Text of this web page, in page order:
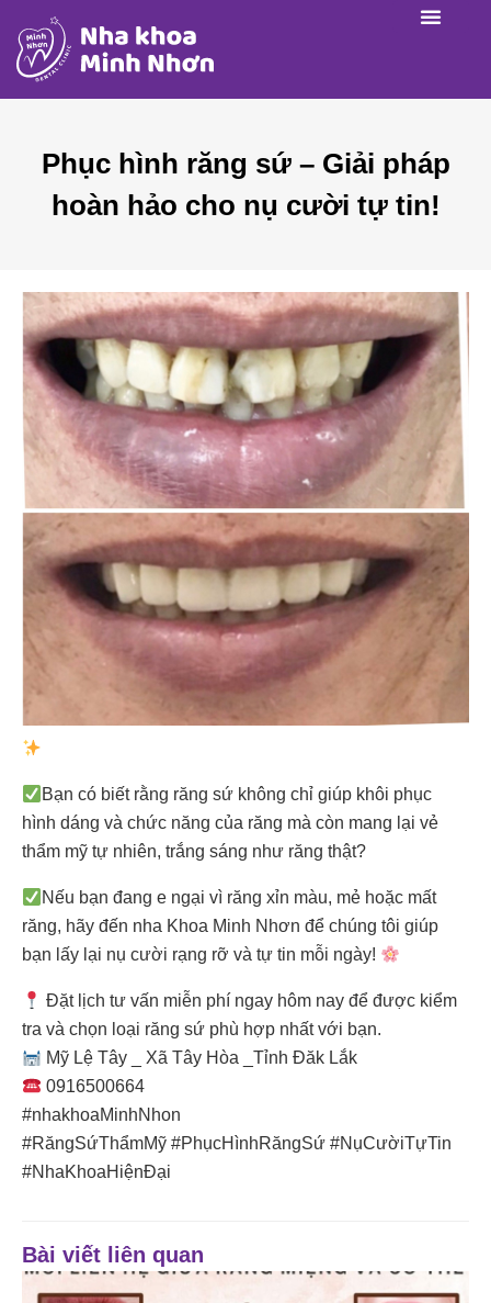
Phục hình răng sứ – Giải pháp
hoàn hảo cho nụ cười tự tin!
Bạn có biết rằng răng sứ không chỉ giúp khôi phục
hình dáng và chức năng của răng mà còn mang lại vẻ
thẩm mỹ tự nhiên, trắng sáng như răng thật?
Nếu bạn đang e ngại vì răng xỉn màu, mẻ hoặc mất
răng, hãy đến nha Khoa Minh Nhơn để chúng tôi giúp
bạn lấy lại nụ cười rạng rỡ và tự tin mỗi ngày!
Đặt lịch tư vấn miễn phí ngay hôm nay để được kiểm
tra và chọn loại răng sứ phù hợp nhất với bạn.
Mỹ Lệ Tây _ Xã Tây Hòa _Tỉnh Đăk Lắk
0916500664
#nhakhoaMinhNhon
#RăngSứThẩmMỹ #PhụcHìnhRăngSứ #NụCườiTựTin
#NhaKhoaHiệnĐại
Bài viết liên quan